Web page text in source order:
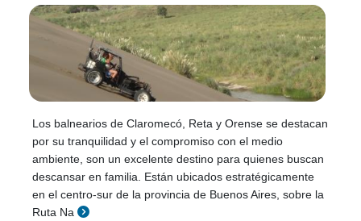
Los balnearios de Claromecó, Reta y Orense se destacan
por su tranquilidad y el compromiso con el medio
ambiente, son un excelente destino para quienes buscan
descansar en familia. Están ubicados estratégicamente
en el centro-sur de la provincia de Buenos Aires, sobre la
Ruta Na